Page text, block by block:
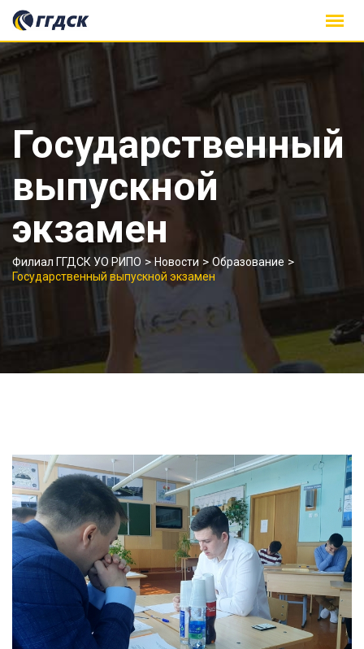
Skip
content
Государственный
выпускной
экзамен
Филиал ГГДСК УО РИПО >Новости >Образование >
Государственный выпускной экзамен